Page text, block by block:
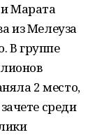
Марата
из Мелеуза
В группе
2 место,
среди